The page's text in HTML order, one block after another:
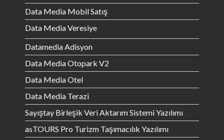
Data Media Mobil Satış
Data Media Veresiye
Datamedia Adisyon
Data Media Otopark V2
Data Media Otel
Data Media Terazi
Sayıştay Birleşik Veri Aktarım Sistemi Yazılımı
asTOURS Pro Turizm Taşımacılık Yazılımı